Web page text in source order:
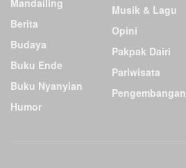
Berita
Budaya
Buku Ende
Buku Nyanyian
Humor
Musik & Lagu
Opini
Pakpak Dairi
Pariwisata
Pengembangan